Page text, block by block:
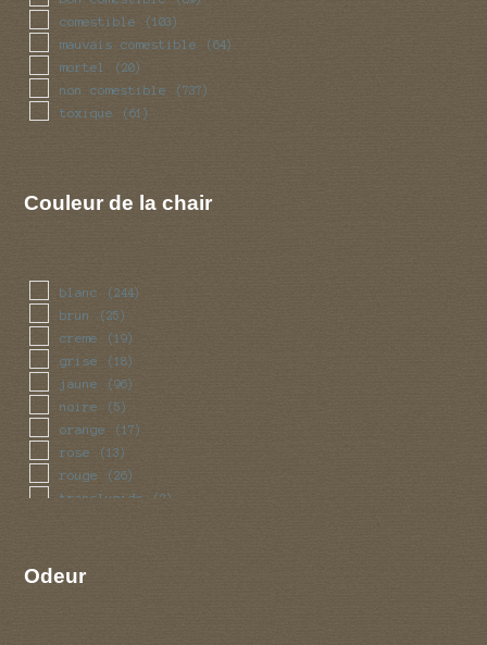
comestible (103)
mauvais comestible (64)
mortel (20)
non comestible (737)
toxique (61)
Couleur de la chair
blanc (244)
brun (25)
creme (19)
grise (18)
jaune (96)
noire (5)
orange (17)
rose (13)
rouge (26)
translucide (2)
Odeur